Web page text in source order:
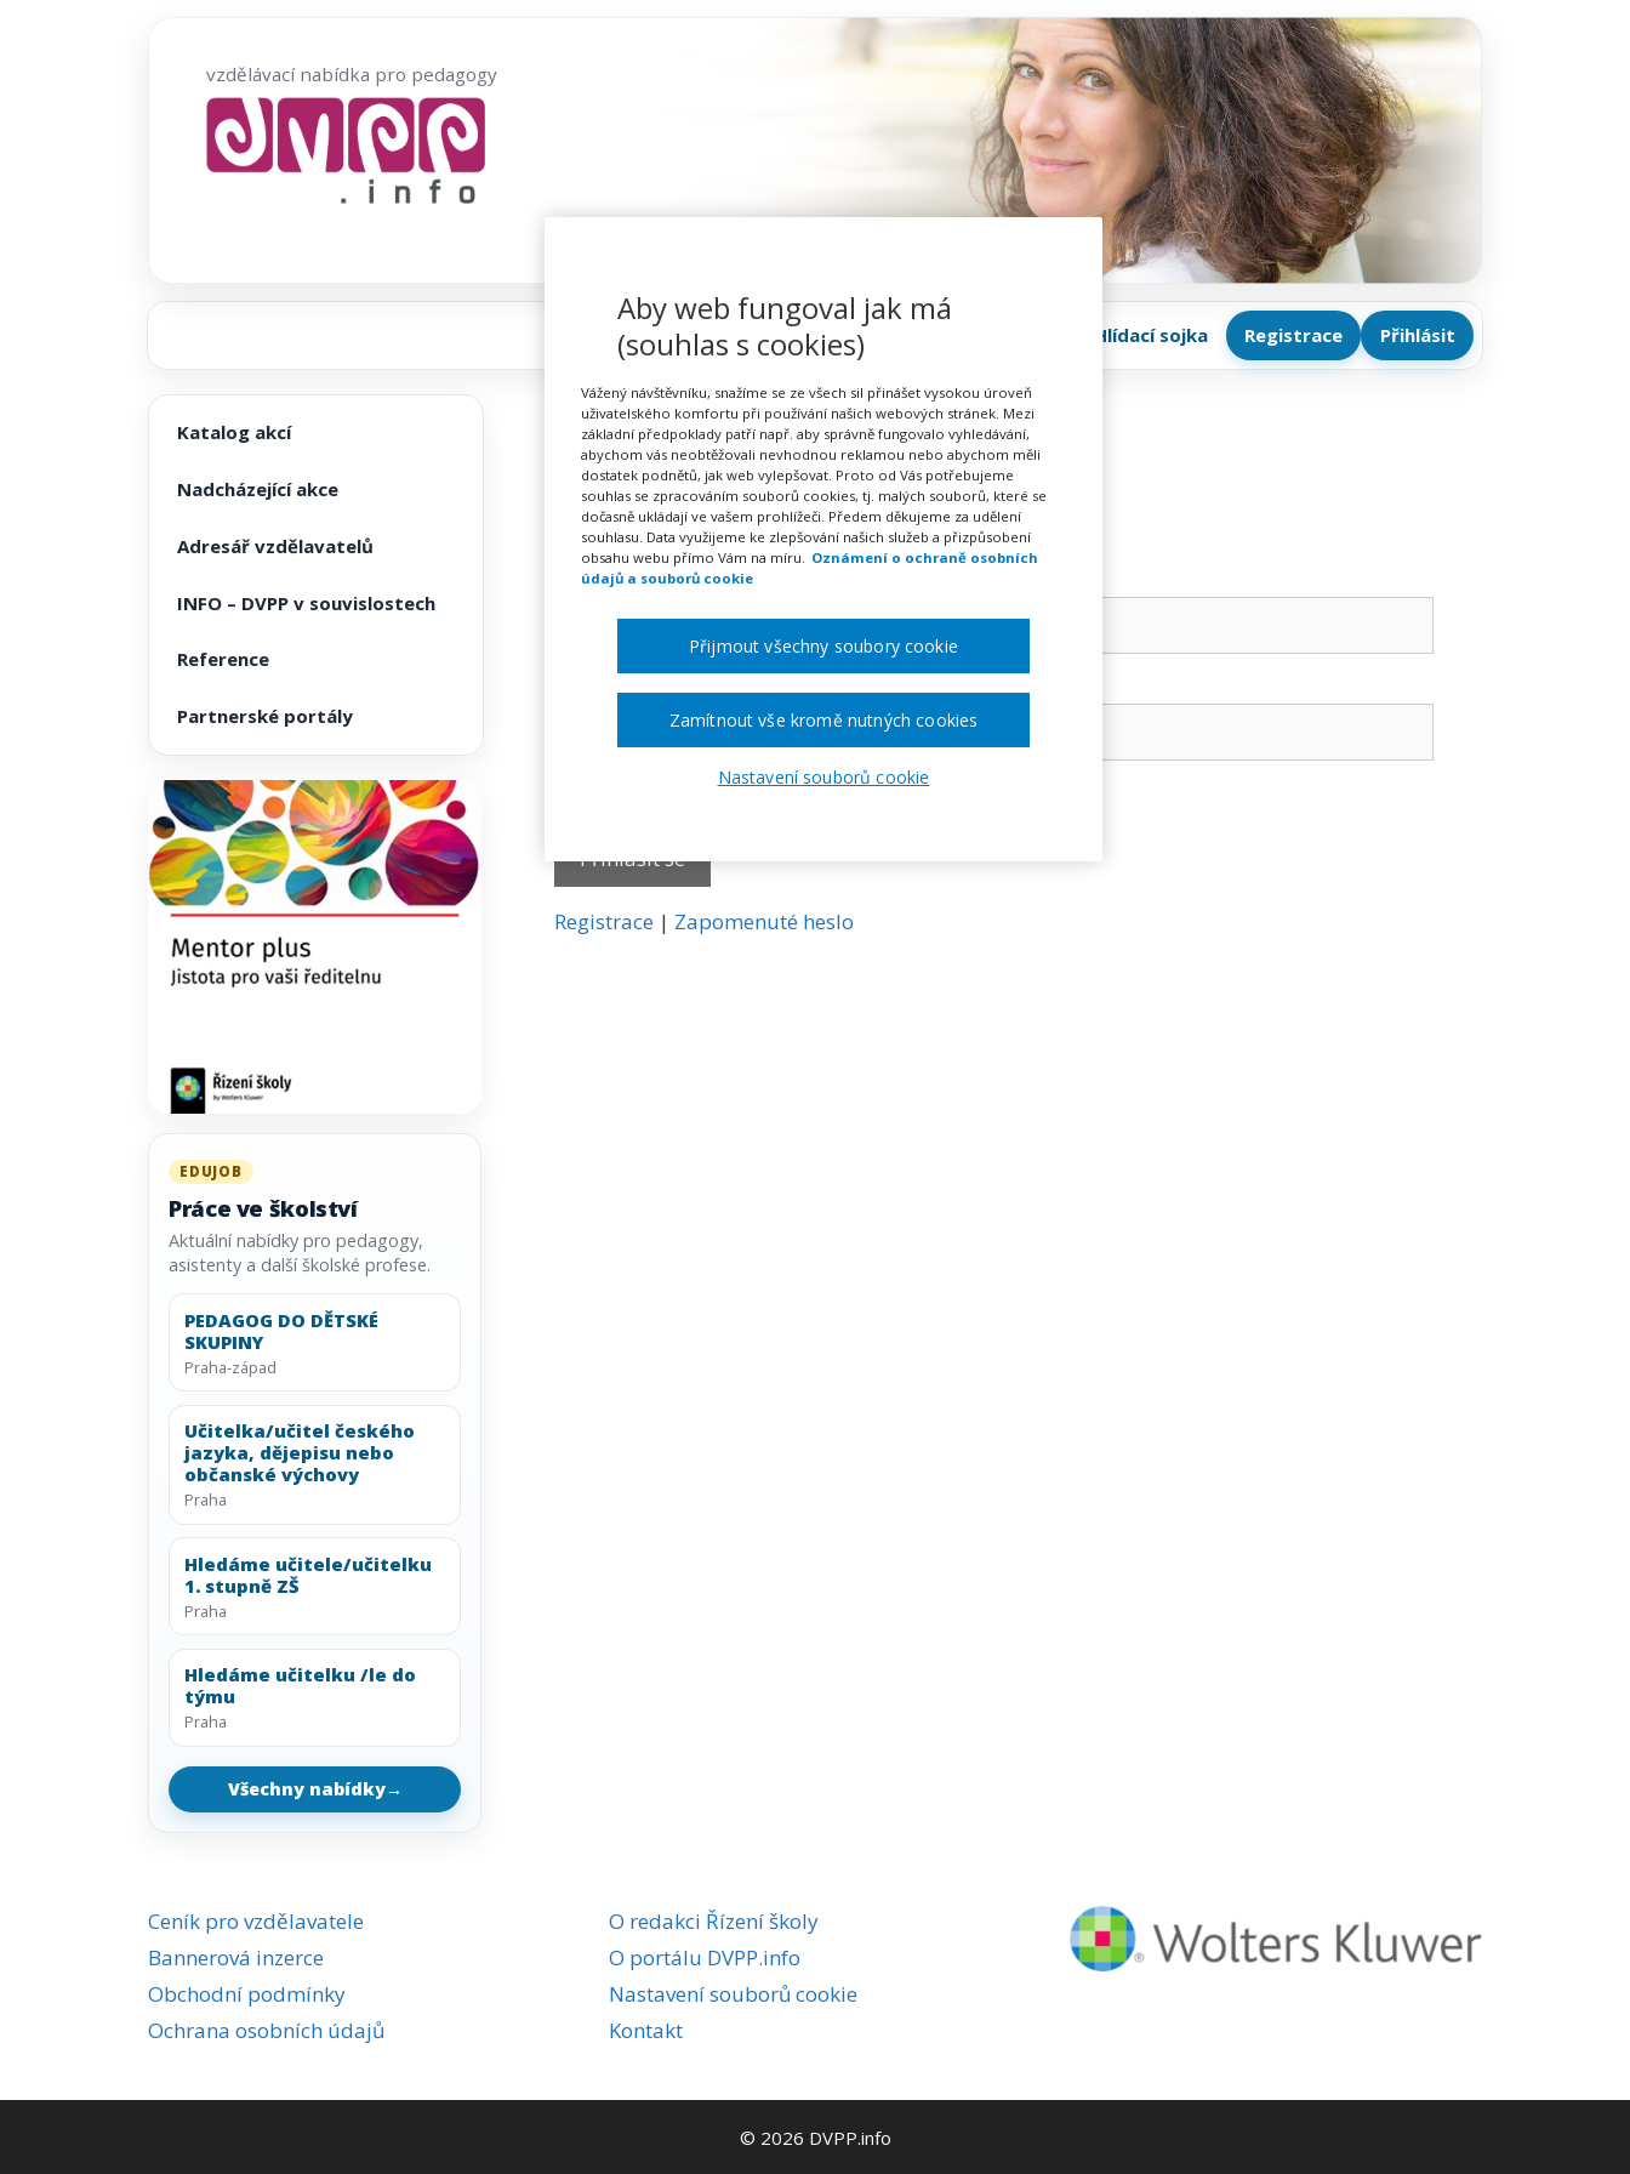
vzdělávací nabídka pro pedagogy
Hlídací sojka Registrace Přihlásit
Přihlásit se
E-mail
Pamatovat si mě
A
Registrace | Zapomenuté heslo
Katalog akcí
Nadcházející akce
Adresář vzdělavatelů
INFO – DVPP v souvislostech
Reference
Partnerské portály
EDUJOB
Práce ve školství
Aktuální nabídky pro pedagogy,
asistenty a další školské profese.
PEDAGOG DO DĚTSKÉ
SKUPINY
Praha-západ
Učitelka/učitel českého
jazyka, dějepisu nebo
občanské výchovy
Praha
Hledáme učitele/učitelku
1. stupně ZŠ
Praha
Hledáme učitelku /le do
týmu
Praha
Všechny nabídky→
Ceník pro vzdělavatele
Bannerová inzerce
Obchodní podmínky
Ochrana osobních údajů
O redakci Řízení školy
O portálu DVPP.info
Nastavení souborů cookie
Kontakt
© 2026 DVPP.info
Aby web fungoval jak má
(souhlas s cookies)
Vážený návštěvníku, snažíme se ze všech sil přinášet vysokou úroveň
uživatelského komfortu při používání našich webových stránek. Mezi
základní předpoklady patří např. aby správně fungovalo vyhledávání,
abychom vás neobtěžovali nevhodnou reklamou nebo abychom měli
dostatek podnětů, jak web vylepšovat. Proto od Vás potřebujeme
souhlas se zpracováním souborů cookies, tj. malých souborů, které se
dočasně ukládají ve vašem prohlížeči. Předem děkujeme za udělení
souhlasu. Data využijeme ke zlepšování našich služeb a přizpůsobení
obsahu webu přímo Vám na míru. Oznámení o ochraně osobních
údajů a souborů cookie
Nastavení souborů cookie
Zamítnout vše kromě nutných cookies
Přijmout všechny soubory cookie